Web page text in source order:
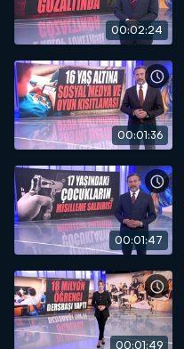
00:02:24
00:01:36
00:01:47
00:01:49